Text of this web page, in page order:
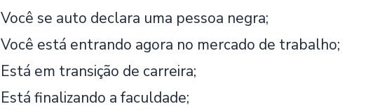
Você se auto declara uma pessoa negra;
Você está entrando agora no mercado de trabalho;
Está em transição de carreira;
Está finalizando a faculdade;